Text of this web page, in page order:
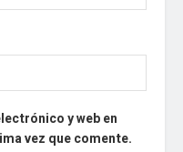
y web en
vez que comente.